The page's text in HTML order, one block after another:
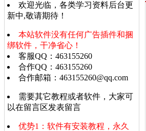
欢迎光临，各类学习资料后台更
新中,敬请期待！
本站软件没有任何广告插件和捆
绑软件，干净省心！
客服QQ：463155260
合作QQ：463155260
合作邮箱：463155260@qq.com
需要其它教程或者软件，大家可
以在留言区发表留言
优势1：软件有安装教程，永久